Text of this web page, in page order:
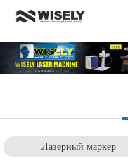
Лазерный маркер